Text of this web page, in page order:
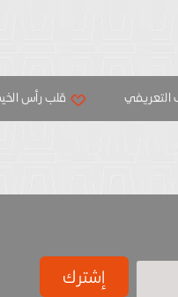
التعريفي قلب رأس
إشترك